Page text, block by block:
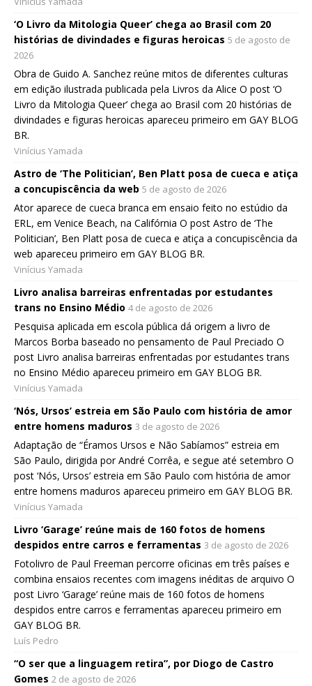
‘O Livro da Mitologia Queer’ chega ao Brasil com 20
histórias de divindades e figuras heroicas 5 de agosto de
2026
Obra de Guido A. Sanchez reúne mitos de diferentes culturas
em edição ilustrada publicada pela Livros da Alice O post ‘O
Livro da Mitologia Queer’ chega ao Brasil com 20 histórias de
divindades e figuras heroicas apareceu primeiro em GAY BLOG
BR.
Vinícius Yamada
Astro de ‘The Politician’, Ben Platt posa de cueca e atiça
a concupiscência da web 5 de agosto de 2026
Ator aparece de cueca branca em ensaio feito no estúdio da
ERL, em Venice Beach, na Califórnia O post Astro de ‘The
Politician’, Ben Platt posa de cueca e atiça a concupiscência da
web apareceu primeiro em GAY BLOG BR.
Vinícius Yamada
Livro analisa barreiras enfrentadas por estudantes
trans no Ensino Médio 4 de agosto de 2026
Pesquisa aplicada em escola pública dá origem a livro de
Marcos Borba baseado no pensamento de Paul Preciado O
post Livro analisa barreiras enfrentadas por estudantes trans
no Ensino Médio apareceu primeiro em GAY BLOG BR.
Vinícius Yamada
‘Nós, Ursos’ estreia em São Paulo com história de amor
entre homens maduros 3 de agosto de 2026
Adaptação de “Éramos Ursos e Não Sabíamos” estreia em
São Paulo, dirigida por André Corrêa, e segue até setembro O
post ‘Nós, Ursos’ estreia em São Paulo com história de amor
entre homens maduros apareceu primeiro em GAY BLOG BR.
Vinícius Yamada
Livro ‘Garage’ reúne mais de 160 fotos de homens
despidos entre carros e ferramentas 3 de agosto de 2026
Fotolivro de Paul Freeman percorre oficinas em três países e
combina ensaios recentes com imagens inéditas de arquivo O
post Livro ‘Garage’ reúne mais de 160 fotos de homens
despidos entre carros e ferramentas apareceu primeiro em
GAY BLOG BR.
Luís Pedro
“O ser que a linguagem retira”, por Diogo de Castro
Gomes 2 de agosto de 2026